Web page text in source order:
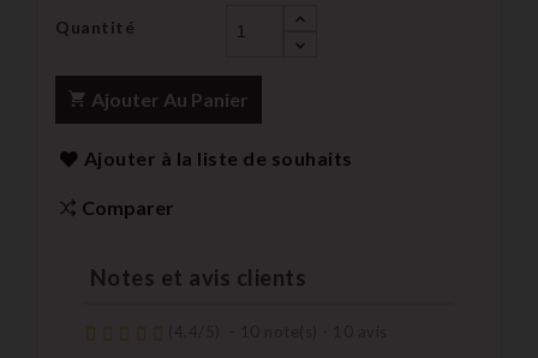
Quantité
Ajouter Au Panier
Ajouter à la liste de souhaits
Comparer
Notes et avis clients